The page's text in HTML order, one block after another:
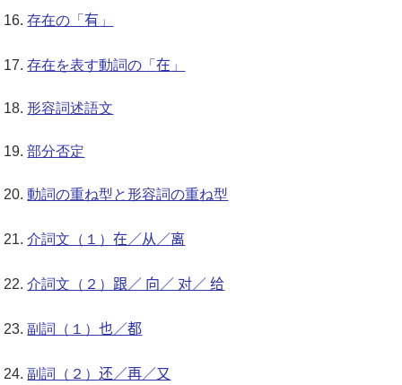
存在の「有 」
存在を表す動詞の「在 」
形容詞述語文
部分否定
動詞の重ね型と形容詞の重ね型
介詞文（１）在／从／离
介詞文（２） 跟／ 向／ 对／ 给
副詞（１）也／都
副詞（２）还／再／又